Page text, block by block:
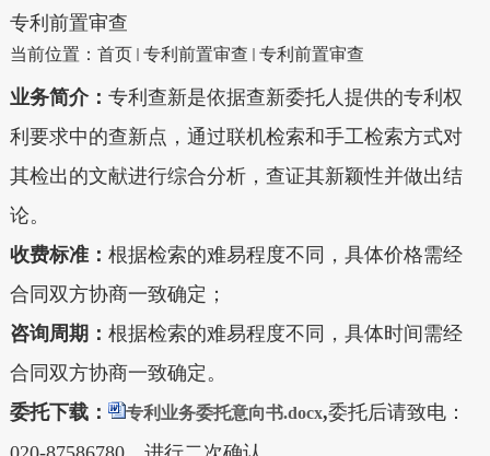
专利前置审查
当前位置： 首页 专利前置审查 专利前置审查
业务简介： 专利 查新是依据查新委托人提供的专利权
利要求中的查新点，通过联机检索和手工检索方式对
其检出的文献进行综合分析，查证其新颖性并做出结
论。
收费标准： 根据检索的难易程度不同，具体价格需经
合同双方协商一致确定；
咨询周期： 根据检索的难易程度不同，具体时间需经
合同双方协商一致确定。
委托下载： 专利业务委托意向书.docx,委托后请致电：